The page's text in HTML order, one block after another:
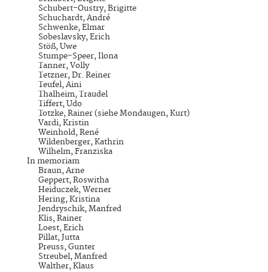
Schubert-Oustry, Brigitte
Schuchardt, André
Schwenke, Elmar
Sobeslavsky, Erich
Stöß, Uwe
Stumpe-Speer, Ilona
Tanner, Volly
Tetzner, Dr. Reiner
Teufel, Aini
Thalheim, Traudel
Tiffert, Udo
Totzke, Rainer (siehe Mondaugen, Kurt)
Vardi, Kristin
Weinhold, René
Wildenberger, Kathrin
Wilhelm, Franziska
In memoriam
Braun, Arne
Geppert, Roswitha
Heiduczek, Werner
Hering, Kristina
Jendryschik, Manfred
Klis, Rainer
Loest, Erich
Pillat, Jutta
Preuss, Gunter
Streubel, Manfred
Walther, Klaus